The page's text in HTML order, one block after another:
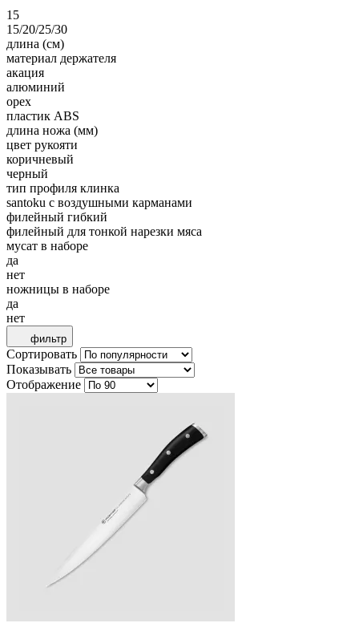
15
15/20/25/30
длина (см)
материал держателя
акация
алюминий
орех
пластик ABS
длина ножа (мм)
цвет рукояти
коричневый
черный
тип профиля клинка
santoku с воздушными карманами
филейный гибкий
филейный для тонкой нарезки мяса
мусат в наборе
да
нет
ножницы в наборе
да
нет
фильтр
Сортировать
Показывать
Отображение